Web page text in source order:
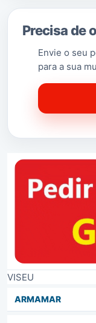
Precisa de
Envie o seu
para a sua
VISEU
ARMAMAR